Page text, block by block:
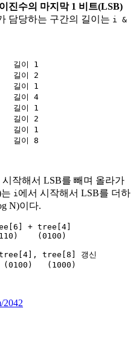
이진수의 마지막 1 비트(LSB)
담당하는 구간의 길이는 i &
길이 1
길이 2
길이 1
길이 4
길이 1
길이 2
길이 1
길이 8
시작해서 LSB를 빼며 올라가
i 에서 시작해서 LSB를 더하
N)이다.
+ tree[4]
(0100)
tree[8] 갱신
(1000)
2042